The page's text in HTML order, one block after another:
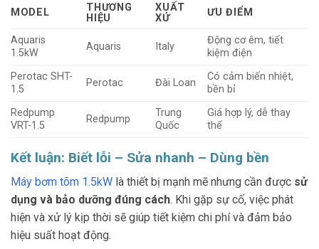
MODEL
THƯƠNG
HIỆU
XUẤT
XỨ
ƯU ĐIỂM
Aquaris
1.5kW
Aquaris Italy
Động cơ êm, tiết
kiệm điện
Perotac SHT-
1.5
Perotac Đài Loan
Có cảm biến nhiệt,
bền bỉ
Redpump
VRT-1.5
Redpump
Trung
Quốc
Giá hợp lý, dễ thay
thế
Kết luận: Biết lỗi – Sửa nhanh – Dùng bền
Máy bơm tõm 1.5kW là thiết bị mạnh mẽ nhưng cần được sử
dụng và bảo dưỡng đúng cách. Khi gặp sự cố, việc phát
hiện và xử lý kịp thời sẽ giúp tiết kiệm chi phí và đảm bảo
hiệu suất hoạt động.